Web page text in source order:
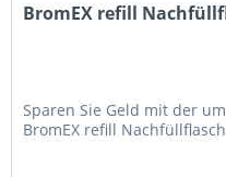
BromEX refill
Sparen Sie Geld mit der
BromEX refill